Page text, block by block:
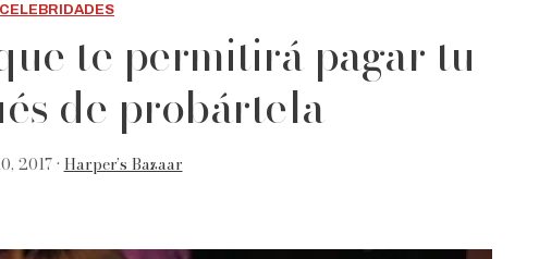
CELEBRIDADES
te permitirá pagar tu
de probártela
2017 • Harper’s Bazaar